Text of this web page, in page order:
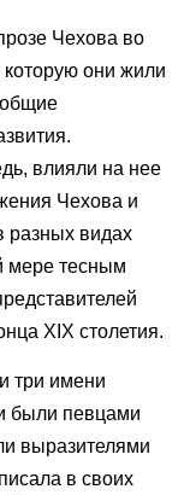
Чехова во
они жили
общие
влияли на нее
Чехова и
разных видах
мере тесным
XIX столетия.
три имени
были певцами
выразителями
в своих